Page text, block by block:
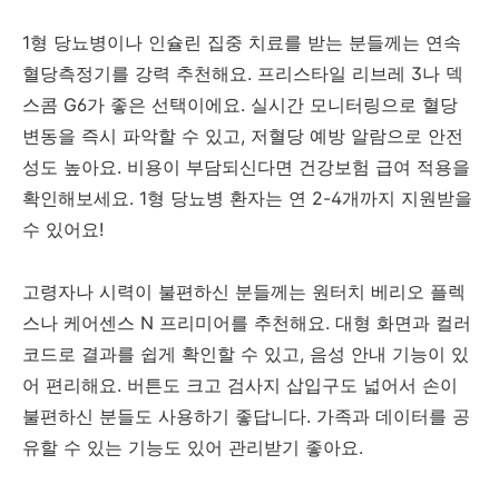
1형 당뇨병이나 인슐린 집중 치료를 받는 분들께는 연속
혈당측정기를 강력 추천해요. 프리스타일 리브레 3나 덱
스콤 G6가 좋은 선택이에요. 실시간 모니터링으로 혈당
변동을 즉시 파악할 수 있고, 저혈당 예방 알람으로 안전
성도 높아요. 비용이 부담되신다면 건강보험 급여 적용을
확인해보세요. 1형 당뇨병 환자는 연 2-4개까지 지원받을
수 있어요!
고령자나 시력이 불편하신 분들께는 원터치 베리오 플렉
스나 케어센스 N 프리미어를 추천해요. 대형 화면과 컬러
코드로 결과를 쉽게 확인할 수 있고, 음성 안내 기능이 있
어 편리해요. 버튼도 크고 검사지 삽입구도 넓어서 손이
불편하신 분들도 사용하기 좋답니다. 가족과 데이터를 공
유할 수 있는 기능도 있어 관리받기 좋아요.